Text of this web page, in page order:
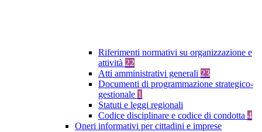
Riferimenti normativi su organizzazione e
attività 22
Atti amministrativi generali 23
Documenti di programmazione strategico-
gestionale 1
Statuti e leggi regionali
Codice disciplinare e codice di condotta 4
Oneri informativi per cittadini e imprese